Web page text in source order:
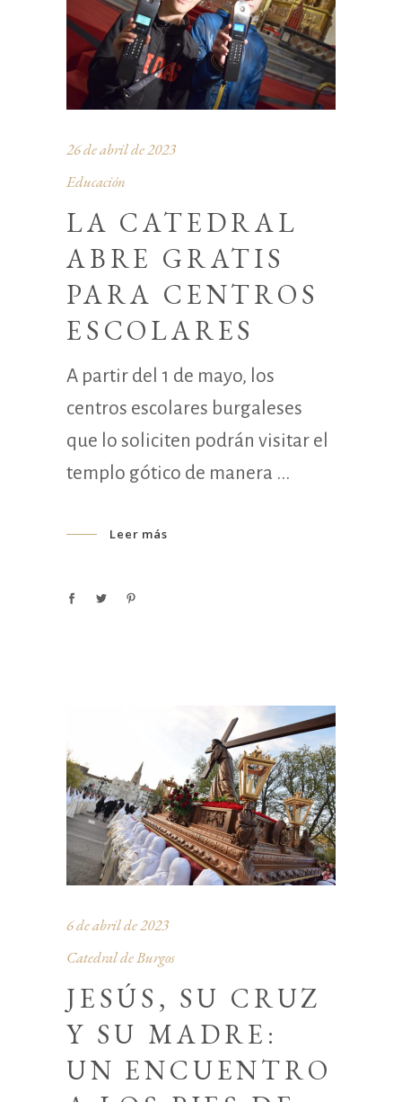
26 de abril de 2023
Educación
LA CATEDRAL
ABRE GRATIS
PARA CENTROS
ESCOLARES
A partir del 1 de mayo, los
centros escolares burgaleses
que lo soliciten podrán visitar el
templo gótico de manera
Leer más
6 de abril de 2023
Catedral de Burgos
JESÚS, SU CRUZ
Y SU MADRE:
UN ENCUENTRO